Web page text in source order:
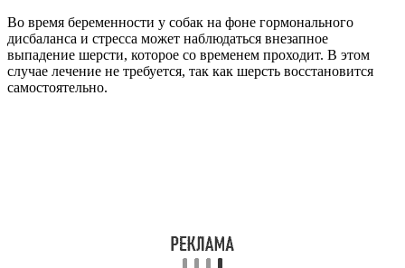
Во время беременности у собак на фоне гормонального
дисбаланса и стресса может наблюдаться внезапное
выпадение шерсти, которое со временем проходит. В этом
случае лечение не требуется, так как шерсть восстановится
самостоятельно.